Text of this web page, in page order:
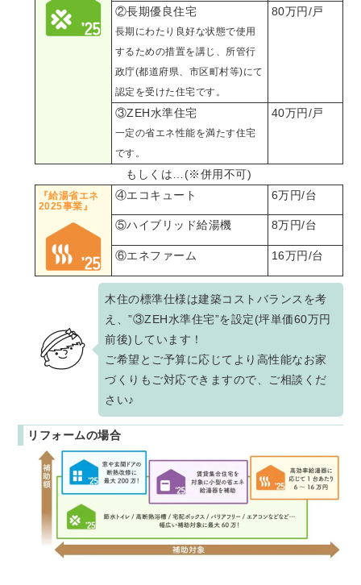
②長期優良住宅
長期にわたり良好な状態で使用
するための措置を講じ、所管行
政庁(都道府県、市区町村等)にて
認定を受けた住宅です。
80万円/戸
③ZEH水準住宅
一定の省エネ性能を満たす住宅
です。
40万円/戸
もしくは…(※併用不可)
『給湯省エネ
2025事業』
④エコキュート 6万円/台
⑤ハイブリッド給湯機 8万円/台
⑥エネファーム 16万円/台
木住の標準仕様は建築コストバランスを考
え、”③ZEH水準住宅”を設定(坪単価60万円
前後)しています！
ご希望とご予算に応じてより高性能なお家
づくりもご対応できますので、ご相談くだ
さい♪
リフォームの場合